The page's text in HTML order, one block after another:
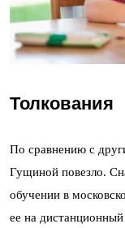
Толкования
По сравнению с
Гущиной повезло.
обучении в
ее на дистанционный